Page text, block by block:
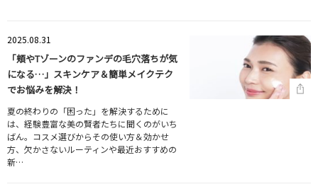
2025.08.31
「頬やTゾーンのファンデの毛穴落ちが気
になる…」スキンケア＆簡単メイクテク
でお悩みを解決！
夏の終わりの「困った」を解決するために
は、経験豊富な美の賢者たちに聞くのがいち
ばん。コスメ選びからその使い方＆効かせ
方、欠かさないルーティンや最近おすすめの
新…